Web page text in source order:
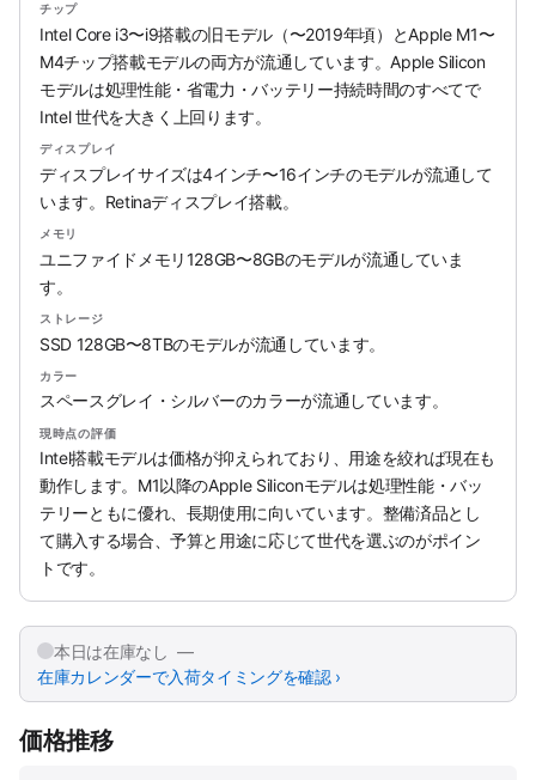
チップ
Intel Core i3〜i9搭載の旧モデル（〜2019年頃）とApple M1〜
M4チップ搭載モデルの両方が流通しています。Apple Silicon
モデルは処理性能・省電力・バッテリー持続時間のすべてで
Intel 世代を大きく上回ります。
ディスプレイ
ディスプレイサイズは4インチ〜16インチのモデルが流通して
います。Retinaディスプレイ搭載。
メモリ
ユニファイドメモリ128GB〜8GBのモデルが流通していま
す。
ストレージ
SSD 128GB〜8TBのモデルが流通しています。
カラー
スペースグレイ・シルバーのカラーが流通しています。
現時点の評価
Intel搭載モデルは価格が抑えられており、用途を絞れば現在も
動作します。M1以降のApple Siliconモデルは処理性能・バッ
テリーともに優れ、長期使用に向いています。整備済品とし
て購入する場合、予算と用途に応じて世代を選ぶのがポイン
トです。
本日は在庫なし —
在庫カレンダーで入荷タイミングを確認 ›
価格推移